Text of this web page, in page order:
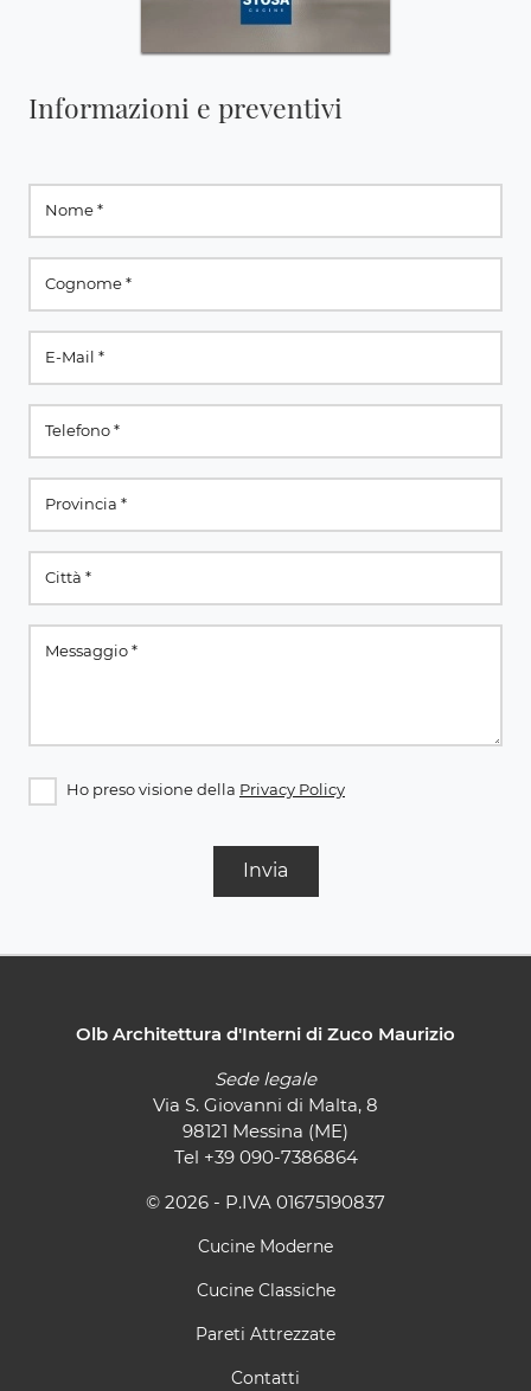
Informazioni e preventivi
Ho preso visione della Privacy Policy
Invia
Olb Architettura d'Interni di Zuco Maurizio
Sede legale
Via S. Giovanni di Malta, 8
98121 Messina (ME)
Tel +39 090-7386864
© 2026 - P.IVA 01675190837
Cucine Moderne
Cucine Classiche
Pareti Attrezzate
Contatti